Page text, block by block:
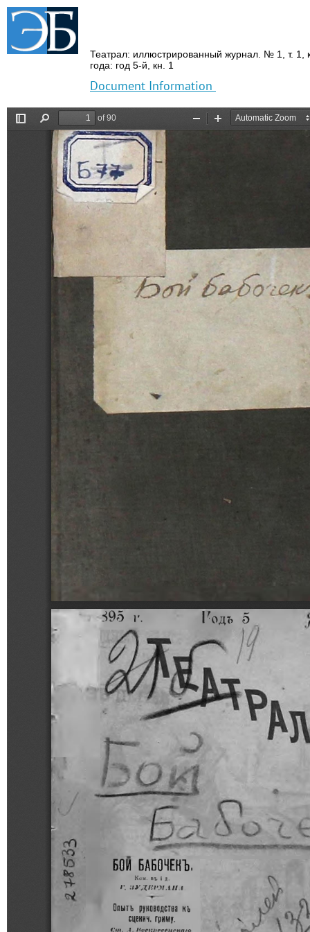
Театрал: иллюстрированный журнал. № 1, т. 1,
года: год 5-й,
кн. 1
Document Information